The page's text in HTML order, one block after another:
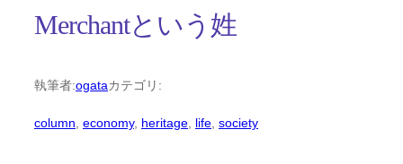
Merchantという姓
執筆者:ogataカテゴリ:
column, economy, heritage, life, society